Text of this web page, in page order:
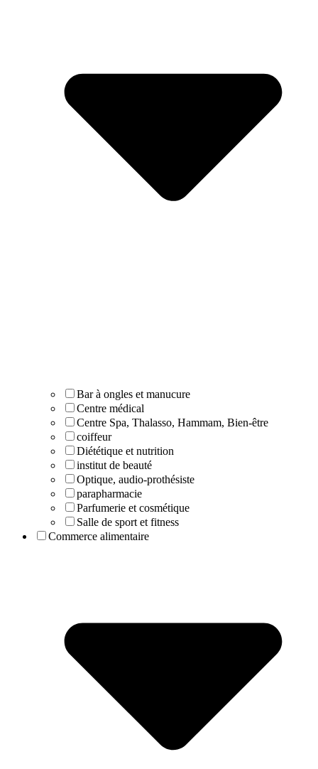
Bar à ongles et manucure
Centre médical
Centre Spa, Thalasso, Hammam, Bien-être
coiffeur
Diététique et nutrition
institut de beauté
Optique, audio-prothésiste
parapharmacie
Parfumerie et cosmétique
Salle de sport et fitness
Commerce alimentaire